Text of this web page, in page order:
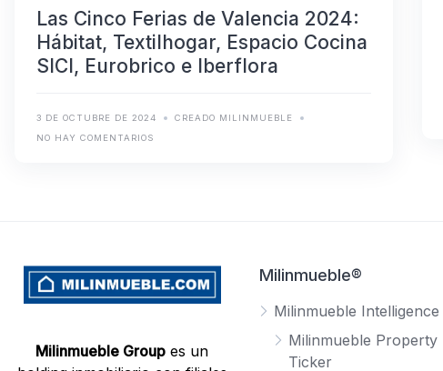
Las Cinco Ferias de Valencia 2024:
Hábitat, Textilhogar, Espacio Cocina
SICI, Eurobrico e Iberflora
3 DE OCTUBRE DE 2024
CREADO MILINMUEBLE
NO HAY COMENTARIOS
Milinmueble Group es un
Milinmueble®
Milinmueble Intelligence
Milinmueble Property
Ticker